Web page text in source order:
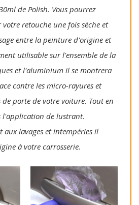
de Polish. Vous pourrez
retouche une fois sèche et
entre la peinture d'origine et
utilisable sur l'ensemble de la
et l'aluminium il se montrera
contre les micro-rayures et
de porte de votre voiture. Tout en
l'application de lustrant.
aux lavages et intempéries il
à votre carrosserie.